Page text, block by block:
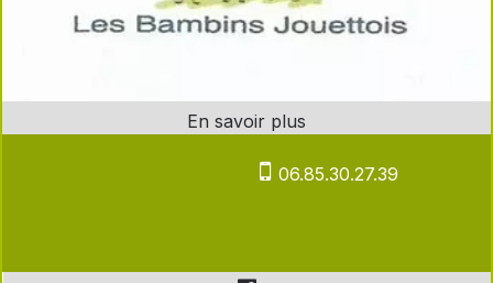
06.85.30.27.39